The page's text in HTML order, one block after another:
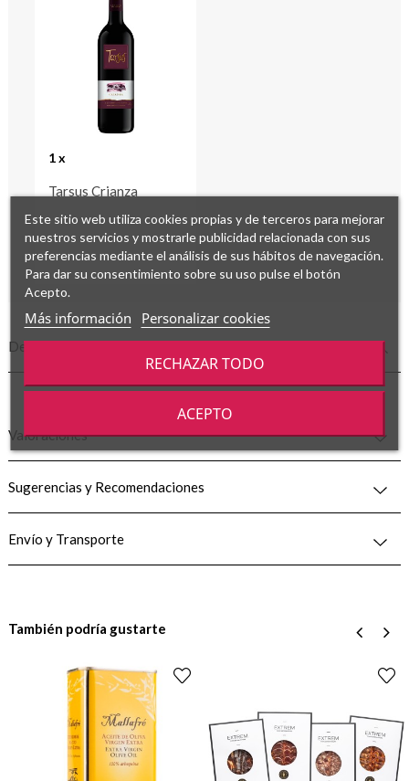
1 x
Tarsus Crianza
Descripción
Valoraciones
Sugerencias y Recomendaciones
Envío y Transporte
También podría gustarte
›
Este sitio web utiliza cookies propias y de terceros para mejorar
nuestros servicios y mostrarle publicidad relacionada con sus
preferencias mediante el análisis de sus hábitos de navegación.
Para dar su consentimiento sobre su uso pulse el botón
Acepto.
Más información Personalizar cookies
RECHAZAR TODO
ACEPTO